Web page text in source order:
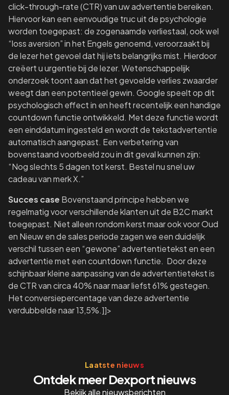
click-through-rate (CTR) van uw advertentie bereiken.
Hiervoor kan een eenvoudige truc uit de psychologie
worden toegepast: de zogenaamde verliestaal, ook wel
“loss aversion” in het Engels genoemd, veroorzaakt bij
de lezer het gevoel dat hij iets belangrijks mist. Hierdoor
creëert u urgentie bij de lezer. Wetenschappelijk
onderzoek toont aan dat het gevoelde verlies zwaarder
weegt dan een potentieel gewin. Google speelt op dit
psychologisch effect in en heeft recentelijk een handige
countdown functie ontwikkeld. Met deze functie wordt
een einddatum ingesteld en wordt de tekstadvertentie
automatisch aangepast. Een verbetering van
bovenstaand voorbeeld zou in dit geval kunnen zijn:
“Nog slechts 5 dagen tot kerst. Bestel nu snel uw
cadeau van merk X.”
Succes case Bovenstaand principe hebben we
regelmatig voor verschillende klanten uit de B2C markt
toegepast. Niet alleen rondom kerst maar ook voor Oud
en Nieuw en de sales periode zagen we een duidelijk
verschil tussen een “gewone” advertentietekst en een
advertentie met een countdown functie. Door deze
schijnbaar kleine aanpassing van de advertentietekst is
de CTR van circa 40% naar maar liefst 61% gestegen.
Het conversiepercentage van deze advertentie
verdubbelde naar 13,5%.]]>
Laatste nieuws
Ontdek meer Dexport nieuws
Bekijk alle nieuwsberichten